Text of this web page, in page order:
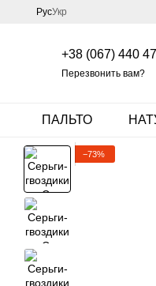
Перейти к основному
РусУкр
+38 (067) 440
Перезвонить вам?
ПАЛЬТО
−73%